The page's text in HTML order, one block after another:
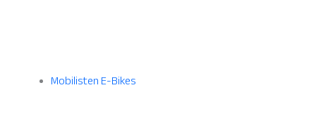
Mobilisten E-Bikes